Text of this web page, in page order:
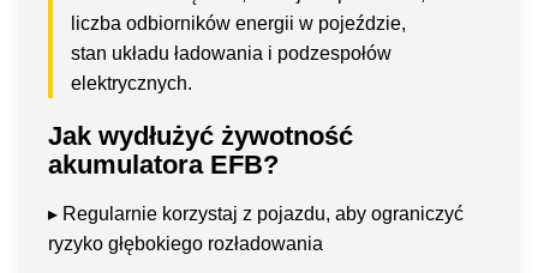
liczba odbiorników energii w pojeździe,
stan układu ładowania i podzespołów
elektrycznych.
Jak wydłużyć żywotność
akumulatora EFB?
▸ Regularnie korzystaj z pojazdu, aby ograniczyć
ryzyko głębokiego rozładowania